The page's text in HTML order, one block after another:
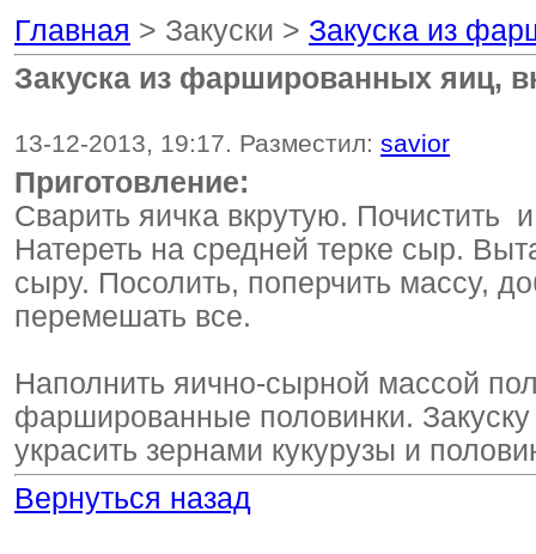
Главная > Закуски > Закуска из
Закуска из фаршированных яиц,
13-12-2013, 19:17. Разместил: savior
Приготовление:
Сварить яичка вкрутую. Почистить
Натереть на средней терке сыр.
сыру. Посолить, поперчить массу,
перемешать все.
Наполнить яично-сырной массой
фаршированные половинки.
украсить зернами кукурузы и
Вернуться назад